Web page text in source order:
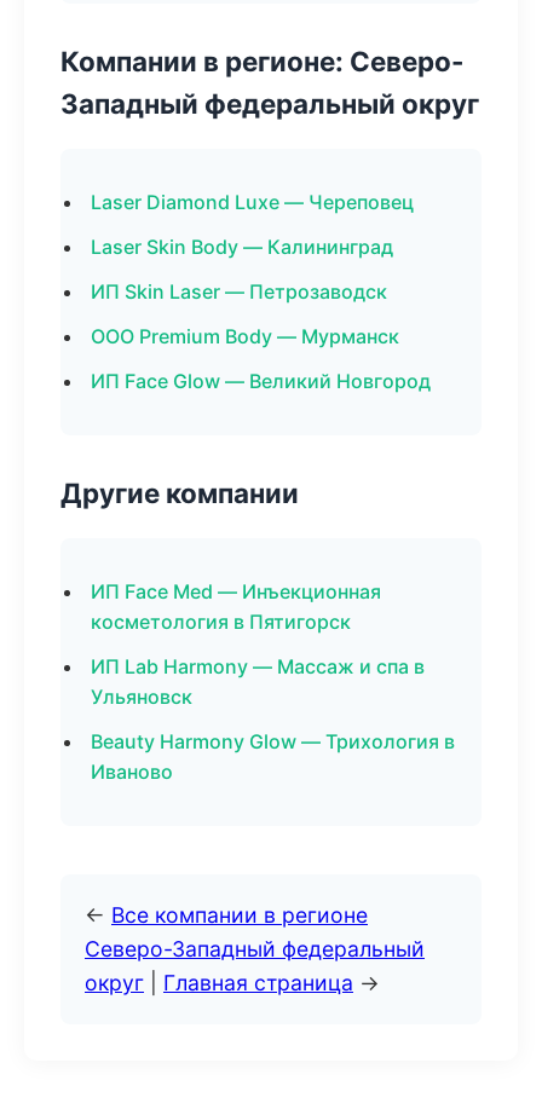
Компании в регионе: Северо-
Западный федеральный округ
Laser Diamond Luxe — Череповец
Laser Skin Body — Калининград
ИП Skin Laser — Петрозаводск
ООО Premium Body — Мурманск
ИП Face Glow — Великий Новгород
Другие компании
ИП Face Med — Инъекционная
косметология в Пятигорск
ИП Lab Harmony — Массаж и спа в
Ульяновск
Beauty Harmony Glow — Трихология в
Иваново
← Все компании в регионе
Северо-Западный федеральный
округ
Главная страница →